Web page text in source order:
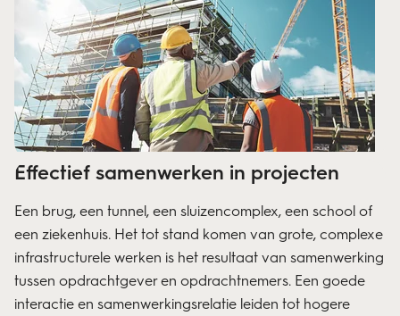
Effectief samenwerken in projecten
Een brug, een tunnel, een sluizencomplex, een school of
een ziekenhuis. Het tot stand komen van grote, complexe
infrastructurele werken is het resultaat van samenwerking
tussen opdrachtgever en opdrachtnemers. Een goede
interactie en samenwerkingsrelatie leiden tot hogere